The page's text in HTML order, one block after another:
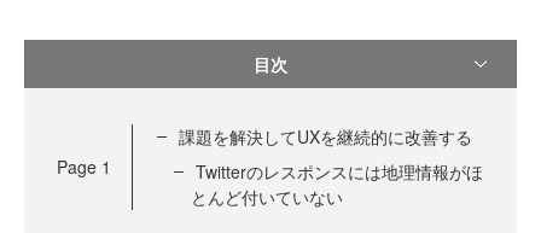
目次
Page 1
課題を解決してUXを継続的に改善する
Twitterのレスポンスには地理情報がほ
とんど付いていない